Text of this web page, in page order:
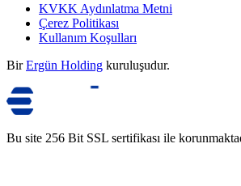
KVKK Aydınlatma Metni
Çerez Politikası
Kullanım Koşulları
Bir Ergün Holding kuruluşudur.
Bu site 256 Bit SSL sertifikası ile